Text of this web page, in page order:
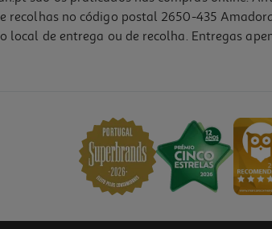
recolhas no código postal 2650-435
local de entrega ou de recolha. Entregas